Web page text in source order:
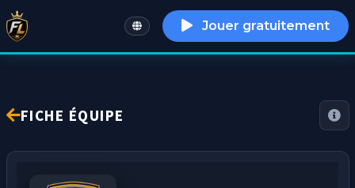
English Jouer gratuitement
FICHE ÉQUIPE